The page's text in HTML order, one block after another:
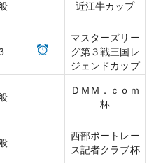
近江牛カップ
マスターズリー
グ第３戦三国レ
ジェンドカップ
ＤＭＭ．ｃｏｍ
杯
西部ボートレー
ス記者クラブ杯